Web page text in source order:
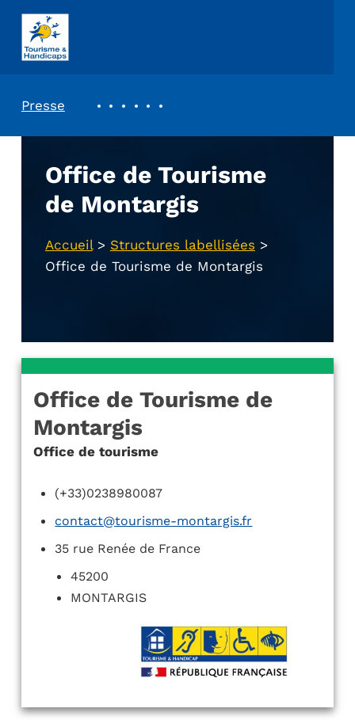
ASSOCIATION TOURISME ET HANDICAPS
Presse
Office de Tourisme
de Montargis
Accueil> Structures labellisées >
Office de Tourisme de Montargis
Office de Tourisme de
Montargis
Office de tourisme
(+33)0238980087
contact@tourisme-montargis.fr
35 rue Renée de France
45200
MONTARGIS